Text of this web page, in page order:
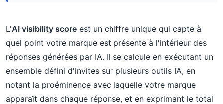
L'AI visibility score est un chiffre unique qui capte à
quel point votre marque est présente à l'intérieur des
réponses générées par IA. Il se calcule en exécutant un
ensemble défini d'invites sur plusieurs outils IA, en
notant la proéminence avec laquelle votre marque
apparaît dans chaque réponse, et en exprimant le total